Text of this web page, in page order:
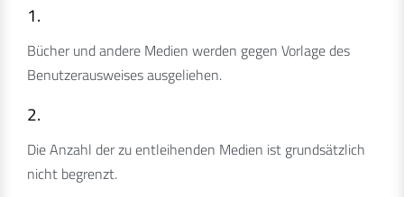
1.
Bücher und andere Medien werden gegen Vorlage des
Benutzerausweises ausgeliehen.
2.
Die Anzahl der zu entleihenden Medien ist grundsätzlich
nicht begrenzt.